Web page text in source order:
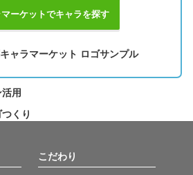
ーケットでキャラを探す
こだわり